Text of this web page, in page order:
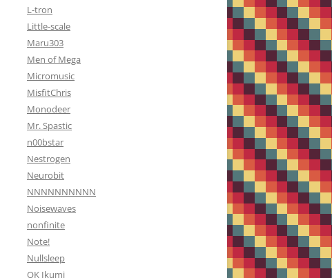
L-tron
Little-scale
Maru303
Men of Mega
Micromusic
MisfitChris
Monodeer
Mr. Spastic
n00bstar
Nestrogen
Neurobit
NNNNNNNNNN
Noisewaves
nonfinite
Note!
Nullsleep
OK Ikumi